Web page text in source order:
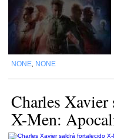
NONE NONE
Charles
X-Men: